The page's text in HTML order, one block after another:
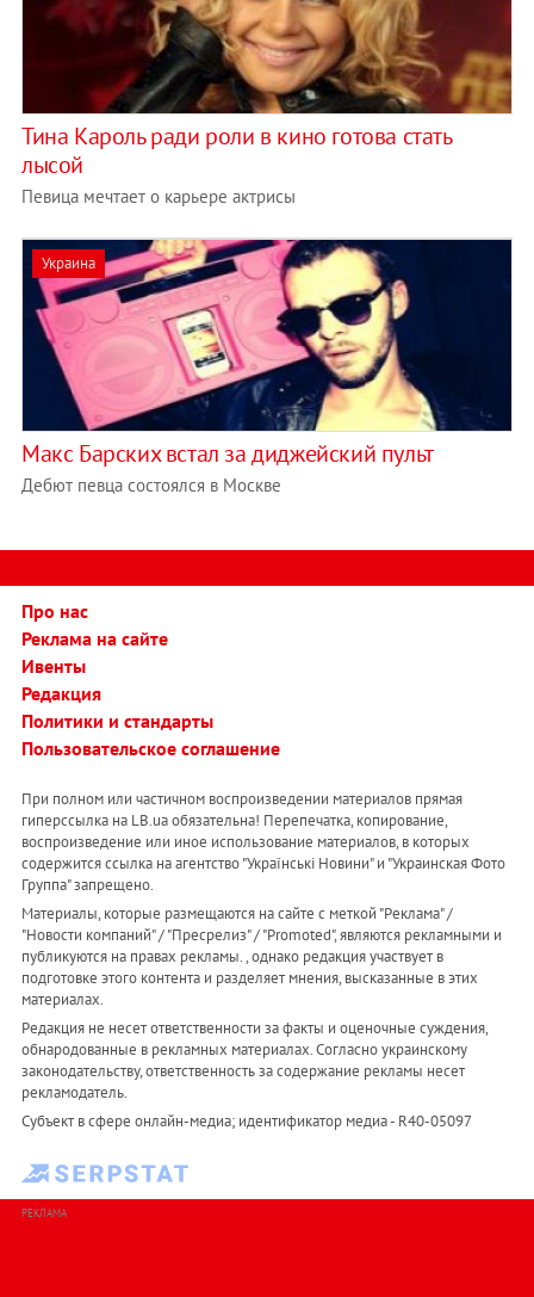
Тина Кароль ради роли в кино готова стать
лысой
Певица мечтает о карьере актрисы
Украина
Макс Барских встал за диджейский пульт
Дебют певца состоялся в Москве
Про нас
Реклама на сайте
Ивенты
Редакция
Политики и стандарты
Пользовательское соглашение
При полном или частичном воспроизведении материалов прямая
гиперссылка на LB.ua обязательна! Перепечатка, копирование,
воспроизведение или иное использование материалов, в которых
содержится ссылка на агентство "Українськi Новини" и "Украинская Фото
Группа" запрещено.
Материалы, которые размещаются на сайте с меткой "Реклама" /
"Новости компаний" / "Пресрелиз" / "Promoted", являются рекламными и
публикуются на правах рекламы. , однако редакция участвует в
подготовке этого контента и разделяет мнения, высказанные в этих
материалах.
Редакция не несет ответственности за факты и оценочные суждения,
обнародованные в рекламных материалах. Согласно украинскому
законодательству, ответственность за содержание рекламы несет
рекламодатель.
Субъект в сфере онлайн-медиа; идентификатор медиа - R40-05097
РЕКЛАМА